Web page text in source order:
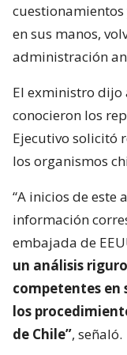
cuestionamientos
en sus manos,
administración
El exministro dijo
conocieron los
Ejecutivo solicitó
los organismos
“A inicios de este
información
embajada de
un análisis
competentes en
los
de Chile”, señaló.